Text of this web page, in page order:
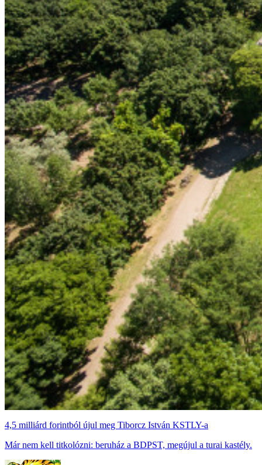
4,5 milliárd forintból újul meg Tiborcz István KSTLY-a
Már nem kell titkolózni: beruház a BDPST, megújul a turai kastély.